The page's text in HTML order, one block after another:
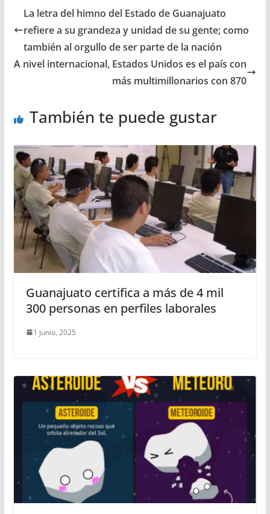
La letra del himno del Estado de Guanajuato
refiere a su grandeza y unidad de su gente; como
también al orgullo de ser parte de la nación
A nivel internacional, Estados Unidos es el país con
más multimillonarios con 870
También te puede gustar
Guanajuato certifica a más de 4 mil
300 personas en perfiles laborales
1 junio, 2025